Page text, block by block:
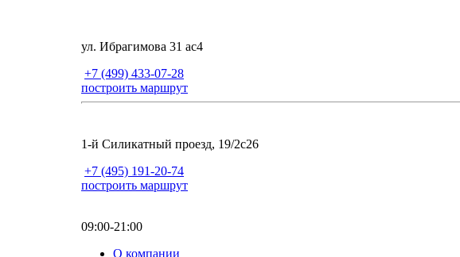
ул. Ибрагимова 31 ас4
+7 (499) 433-07-28
построить маршрут
1-й Силикатный проезд, 19/2с26
+7 (495) 191-20-74
построить маршрут
09:00-21:00
О компании